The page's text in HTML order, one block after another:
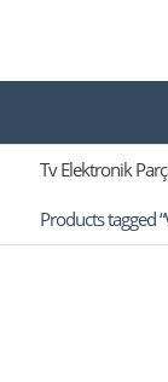
Tv Elektronik
Products tagged